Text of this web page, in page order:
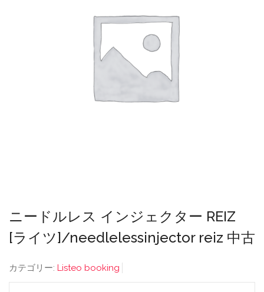
ニードルレス インジェクター REIZ
[ライツ]/needlelessinjector reiz 中古
カテゴリー: Listeo booking